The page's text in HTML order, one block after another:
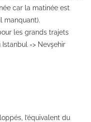
car la matinée est
manquant).
les grands trajets
=> Nevşehir
l’équivalent du